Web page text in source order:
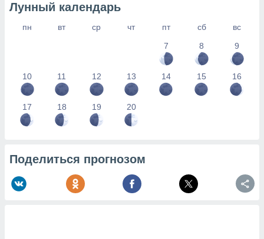
Лунный календарь
пн вт ср чт пт сб
вс
7
8 9
10 11 12 13 14 15 16
17 18 19 20
Поделиться прогнозом